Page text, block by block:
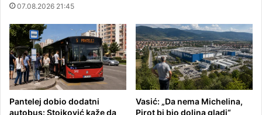
07.08.2026 21:45
Pantelej dobio dodatni
autobus: Stojković kaže da
Vasić: „Da nema Michelina,
Pirot bi bio dolina gladi“